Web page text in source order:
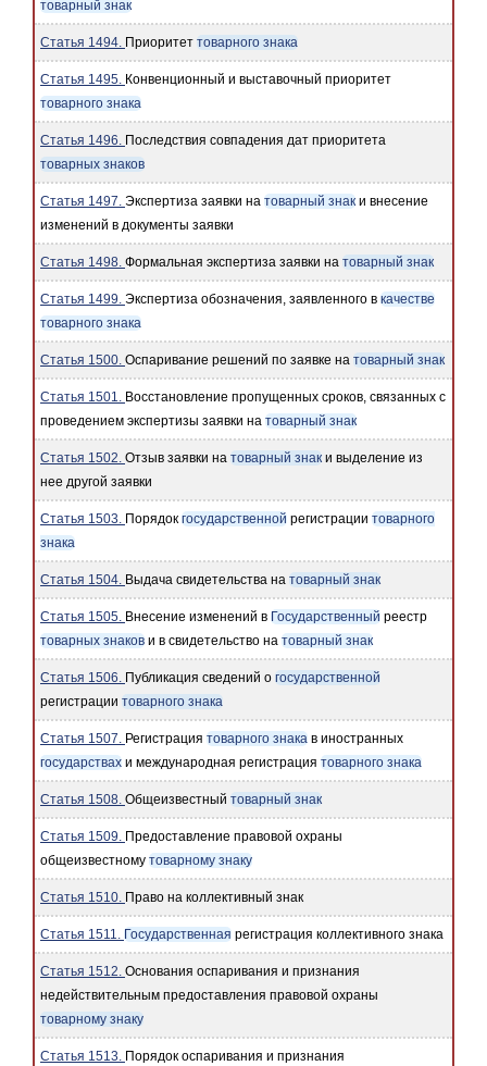
товарный знак
Статья 1494. Приоритет товарного знака
Статья 1495. Конвенционный и выставочный приоритет
товарного знака
Статья 1496. Последствия совпадения дат приоритета
товарных знаков
Статья 1497. Экспертиза заявки на товарный знак и внесение
изменений в документы заявки
Статья 1498. Формальная экспертиза заявки на товарный знак
Статья 1499. Экспертиза обозначения, заявленного в качестве
товарного знака
Статья 1500. Оспаривание решений по заявке на товарный знак
Статья 1501. Восстановление пропущенных сроков, связанных с
проведением экспертизы заявки на товарный знак
Статья 1502. Отзыв заявки на товарный знак и выделение из
нее другой заявки
Статья 1503. Порядок государственной регистрации товарного
знака
Статья 1504. Выдача свидетельства на товарный знак
Статья 1505. Внесение изменений в Государственный реестр
товарных знаков и в свидетельство на товарный знак
Статья 1506. Публикация сведений о государственной
регистрации товарного знака
Статья 1507. Регистрация товарного знака в иностранных
государствах и международная регистрация товарного знака
Статья 1508. Общеизвестный товарный знак
Статья 1509. Предоставление правовой охраны
общеизвестному товарному знаку
Статья 1510. Право на коллективный знак
Статья 1511. Государственная регистрация коллективного знака
Статья 1512. Основания оспаривания и признания
недействительным предоставления правовой охраны
товарному знаку
Статья 1513. Порядок оспаривания и признания